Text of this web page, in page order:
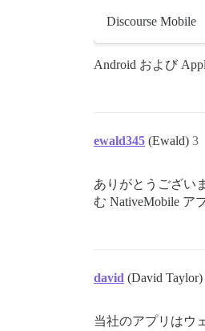
Discourse Mobile
Android および
ewald345 (Ewald) 3
ありがとうござい
む NativeMobile ア
david (David Taylor)
当社のアプリはウ